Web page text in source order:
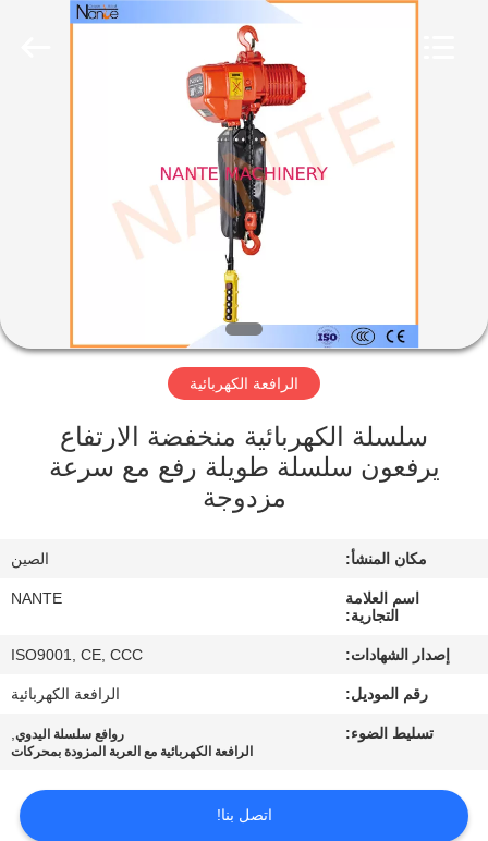
الرئيسية
بنا
المعمل
اتصل
اقتباس
الرافعة الكهربائية
سلسلة الكهربائية منخفضة الارتفاع
يرفعون سلسلة طويلة رفع مع سرعة
مزدوجة
مكان المنشأ: الصين
اسم العلامة
التجارية:
NANTE
إصدار الشهادات: ISO9001, CE, CCC
رقم الموديل: الرافعة الكهربائية
تسليط الضوء: روافع سلسلة اليدوي,
الرافعة الكهربائية مع العربة المزودة بمحركات
اتصل بنا!